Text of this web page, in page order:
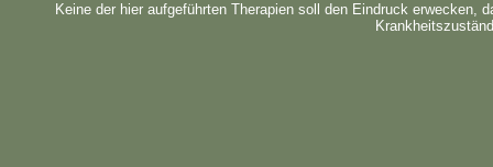
Keine der hier aufgeführten Therapien soll den Eindruck erwecken,
Dozent/-in:Heilpraktikerin